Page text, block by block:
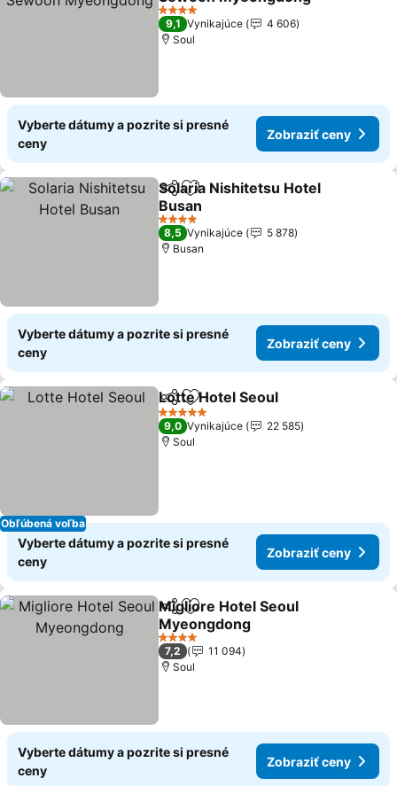
4 Počet hviezdičiek
9,1 Vynikajúce
4 606
Soul
Vyberte dátumy a pozrite si presné
ceny
Zobraziť ceny
ZdieľaťPridať do obľúbených
Solaria Nishitetsu Hotel
Busan
4 Počet hviezdičiek
8,5 Vynikajúce
5 878
Busan
Vyberte dátumy a pozrite si presné
ceny
Zobraziť ceny
Obľúbená voľba
ZdieľaťPridať do obľúbených
Lotte Hotel Seoul
5 Počet hviezdičiek
9,0 Vynikajúce
22 585
Soul
Vyberte dátumy a pozrite si presné
ceny
Zobraziť ceny
ZdieľaťPridať do obľúbených
Migliore Hotel Seoul
Myeongdong
4 Počet hviezdičiek
7,2
11 094
Soul
Vyberte dátumy a pozrite si presné
ceny
Zobraziť ceny